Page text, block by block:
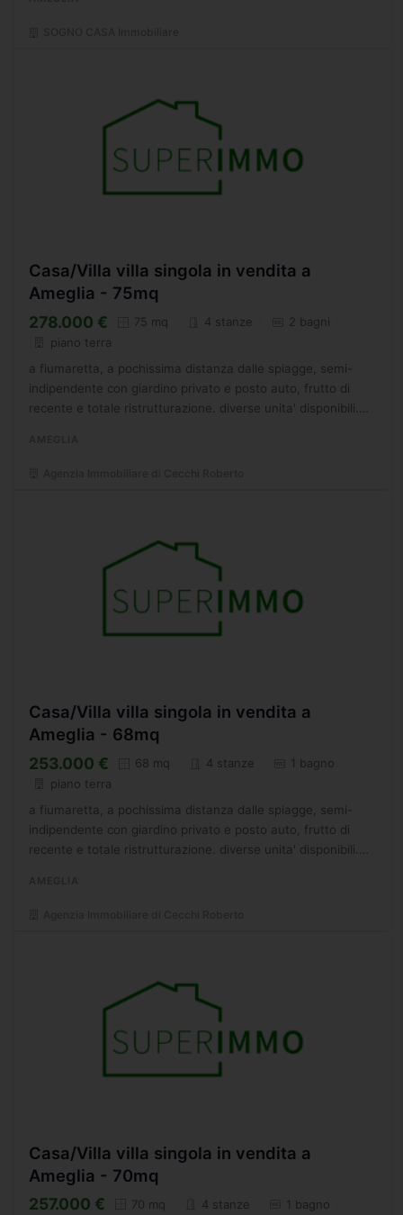
Casa/Villa villa singola in vendita a
Ameglia - 75mq
278.000 € 75 mq 4 stanze
2 bagni
piano terra
a fiumaretta, a pochissima distanza dalle spiagge, semi-
indipendente con giardino privato e posto auto, frutto di
recente e totale ristrutturazione. diverse unita' disponibili.
Casa/Villa villa singola in vendita a
Ameglia - 68mq
253.000 € 68 mq 4 stanze
1 bagno
piano terra
a fiumaretta, a pochissima distanza dalle spiagge, semi-
indipendente con giardino privato e posto auto, frutto di
recente e totale ristrutturazione. diverse unita' disponibili.
Casa/Villa villa singola in vendita a
Ameglia - 70mq
257.000 € 70 mq 4 stanze
1 bagno